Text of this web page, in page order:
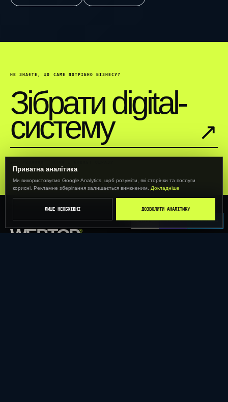
НЕ ЗНАЄТЕ, ЩО САМЕ ПОТРІБНО БІЗНЕСУ?
Зібрати digital-
систему ↗︎
WEBTOP®
CALL VIBER TELEGRAM
Приватна аналітика
Ми використовуємо Google Analytics, щоб розуміти, які сторінки та послуги
корисні. Рекламне зберігання залишається вимкненим. Докладніше
ЛИШЕ НЕОБХІДНІ ДОЗВОЛИТИ АНАЛІТИКУ